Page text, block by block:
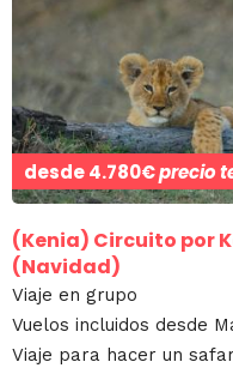
desde4.780€precio
(Kenia) Circuito por
(Navidad)
Viaje en grupo
Vuelos incluidos desde
Viaje para hacer un